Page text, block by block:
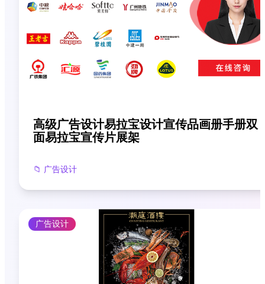
高级广告设计易拉宝设计宣传品画册手册双
面易拉宝宣传片展架
📁 广告设计
广告设计